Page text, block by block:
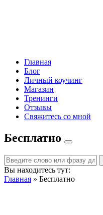
Главная
Блог
Личный коучинг
Магазин
Тренинги
Отзывы
Свяжитесь со мной
Бесплатно
Вы находитесь тут:
Главная » Бесплатно